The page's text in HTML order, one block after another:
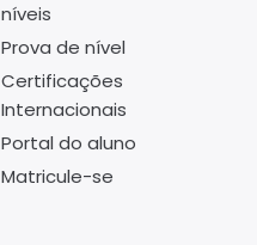
níveis
Prova de nível
Certificações
Internacionais
Portal do aluno
Matricule-se